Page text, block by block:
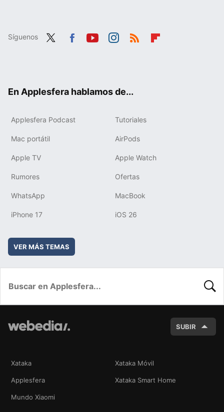
Síguenos
En Applesfera hablamos de...
Applesfera Podcast Tutoriales
Mac portátil AirPods
Apple TV Apple Watch
Rumores Ofertas
WhatsApp MacBook
iPhone 17 iOS 26
VER MÁS TEMAS
SUBIR
Xataka Xataka Móvil
Applesfera Xataka Smart Home
Mundo Xiaomi